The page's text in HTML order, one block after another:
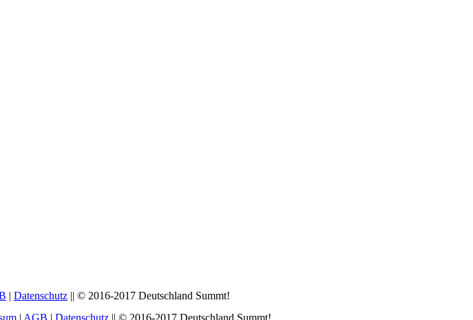
| Datenschutz || © 2016-2017 Deutschland Summt!